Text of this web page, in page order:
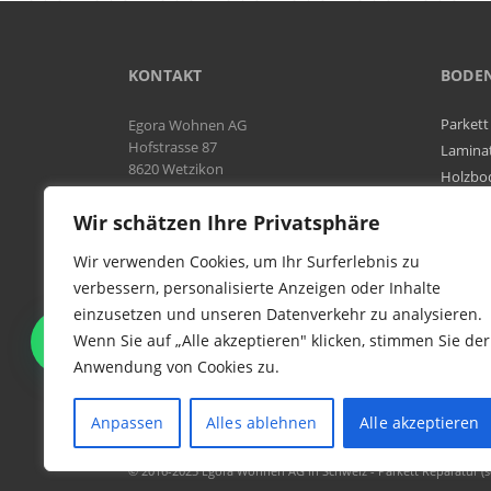
Wir schätzen Ihre Privatsphäre
Wir verwenden Cookies, um Ihr Surferlebnis zu
verbessern, personalisierte Anzeigen oder Inhalte
einzusetzen und unseren Datenverkehr zu analysieren.
Wenn Sie auf „Alle akzeptieren" klicken, stimmen Sie der
Anwendung von Cookies zu.
Anpassen Alles ablehnen Alle akzeptieren
KONTAKT
Egora Wohnen AG
Hofstrasse 87
8620 Wetzikon
Natel:
076 566 38 92
Tel:044 954 25 61
Mail:info@egora-bodenbelaege.ch
Parkett
WIR SIND IN DER GESAMTEN
SCHWEIZ TÄTIG
© 2016-2023 Egora Wohnen AG in Schweiz - Parkett Reparatur